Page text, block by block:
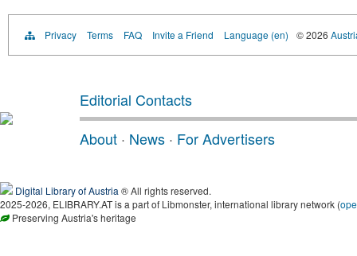
Privacy Terms FAQ Invite a Friend Language (en) © 2026
Editorial Contacts
About · News · For Advertisers
Digital Library of Austria ® All rights reserved.
2025-2026, ELIBRARY.AT is a part of Libmonster, international library network (
Preserving Austria's heritage